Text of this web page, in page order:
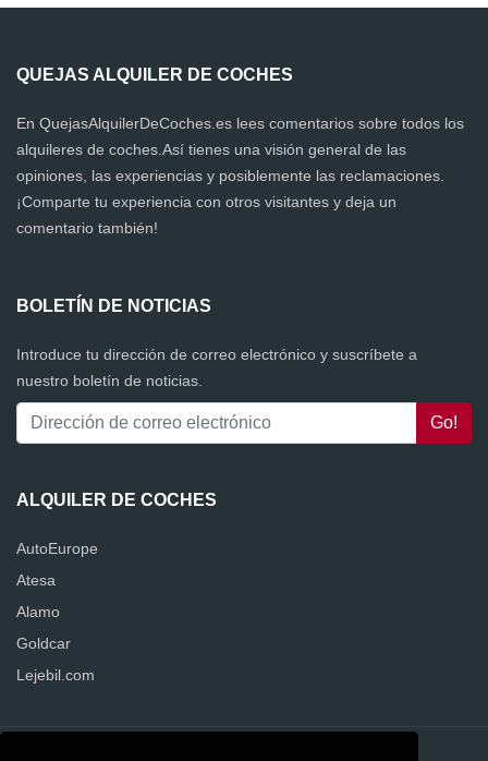
QUEJAS ALQUILER DE COCHES
En QuejasAlquilerDeCoches.es lees comentarios sobre todos los
alquileres de coches.Así tienes una visión general de las
opiniones, las experiencias y posiblemente las reclamaciones.
¡Comparte tu experiencia con otros visitantes y deja un
comentario también!
BOLETÍN DE NOTICIAS
Introduce tu dirección de correo electrónico y suscríbete a
nuestro boletín de noticias.
ALQUILER DE COCHES
AutoEurope
Atesa
Alamo
Goldcar
Lejebil.com